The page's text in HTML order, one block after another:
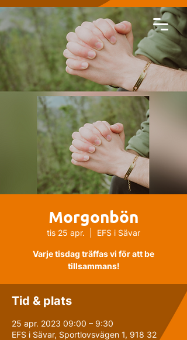
Morgonbön
tis 25 apr. EFS i Sävar
Varje tisdag träffas vi för att be
tillsammans!
Tid & plats
25 apr. 2023 09:00 – 9:30
EFS i Sävar, Sportlovsvägen 1, 918 32